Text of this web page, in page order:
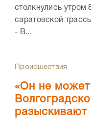
столкнулись утром
саратовской
- В...
Происшествия
«Он не может
разыскивают